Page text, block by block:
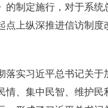
的制定施行，对于系
点上纵深推进信访制
实习近平总书记关于
情、集中民智、维护